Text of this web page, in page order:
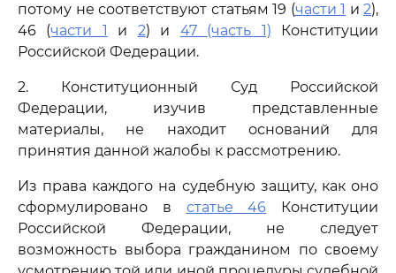
потому не соответствуют статьям 19 (части 1 и 2),
46 (части 1 и 2) и 47 (часть 1) Конституции
Российской Федерации.
2. Конституционный Суд Российской
Федерации, изучив представленные
материалы, не находит оснований для
принятия данной жалобы к рассмотрению.
Из права каждого на судебную защиту, как оно
сформулировано в статье 46 Конституции
Российской Федерации, не следует
возможность выбора гражданином по своему